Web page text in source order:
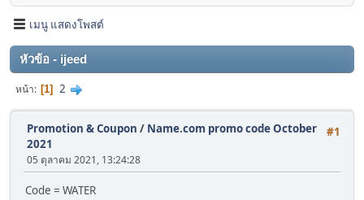
เมนู แสดงโพสต์
หัวข้อ - ijeed
หน้า 1 2
#1
Promotion & Coupon / Name.com promo code October
2021
05 ตุลาคม 2021, 13:24:28
Code = WATER